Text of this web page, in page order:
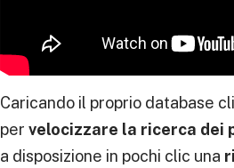
Caricando il proprio database
per velocizzare la ricerca dei
a disposizione in pochi clic una